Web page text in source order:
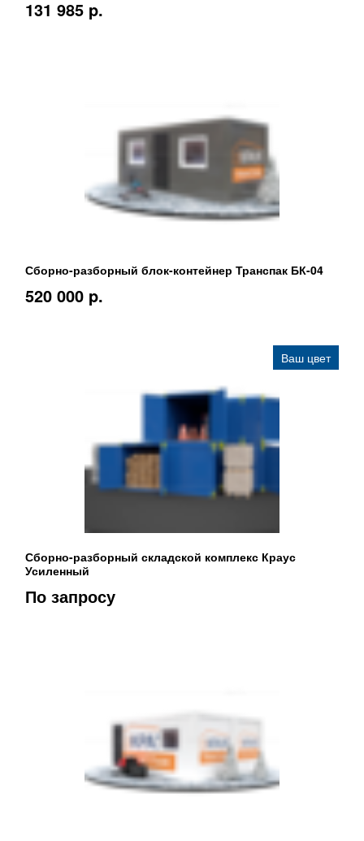
131 985 p.
Сборно-разборный блок-контейнер Транспак БК-04
520 000 p.
Ваш цвет
Сборно-разборный складской комплекс Краус
Усиленный
По запросу